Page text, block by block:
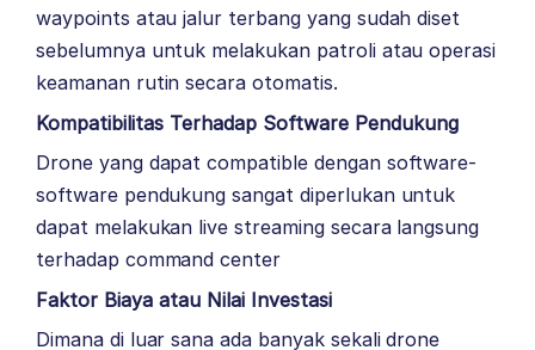
waypoints atau jalur terbang yang sudah diset
sebelumnya untuk melakukan patroli atau operasi
keamanan rutin secara otomatis.
Kompatibilitas Terhadap Software Pendukung
Drone yang dapat compatible dengan software-
software pendukung sangat diperlukan untuk
dapat melakukan live streaming secara langsung
terhadap command center
Faktor Biaya atau Nilai Investasi
Dimana di luar sana ada banyak sekali drone